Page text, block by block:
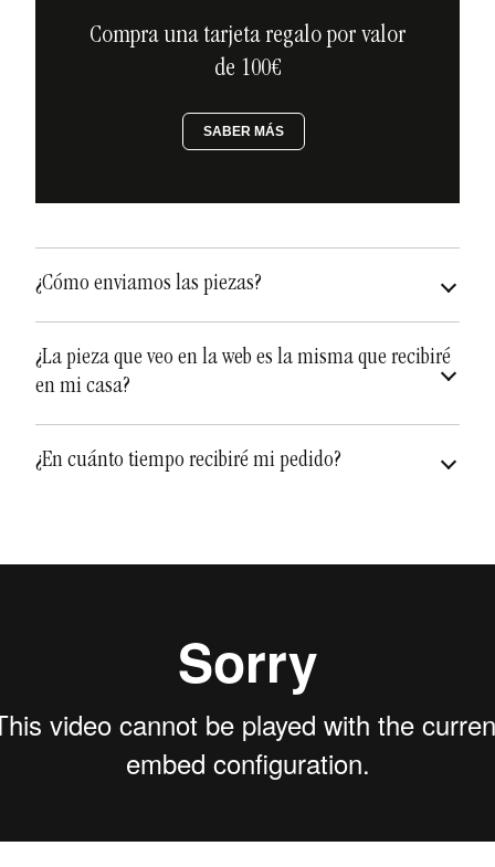
Compra una tarjeta regalo por valor
de 100€
SABER MÁS
¿Cómo enviamos las piezas?
2 a 5 días para territorio
¿La pieza que veo en la web es la misma que recibiré
en mi casa?
¿En cuánto tiempo recibiré mi pedido?
fabricaciónque puede variar de una a dos semanas.
recibir su pedido en un plazo dedos semanas
aproximadamente.
Debe tenerse en cuenta que el proceso de fabricación
es totalmente artesanal y hay que respetar los